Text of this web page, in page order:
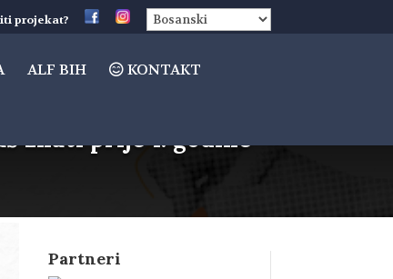
projekat?
ALF BIH KONTAKT
znati prije 1. godine
Partneri